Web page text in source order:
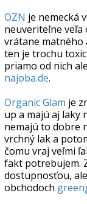
OZN je nemecká
neuveriteľne veľa
vrátane matného
ten je trochu
priamo od nich
najoba.de.
Organic Glam je
up a majú aj laky
nemajú to dobre
vrchný lak a
čomu vraj veľmi
fakt potrebujem.
dostupnosťou,
obchodoch